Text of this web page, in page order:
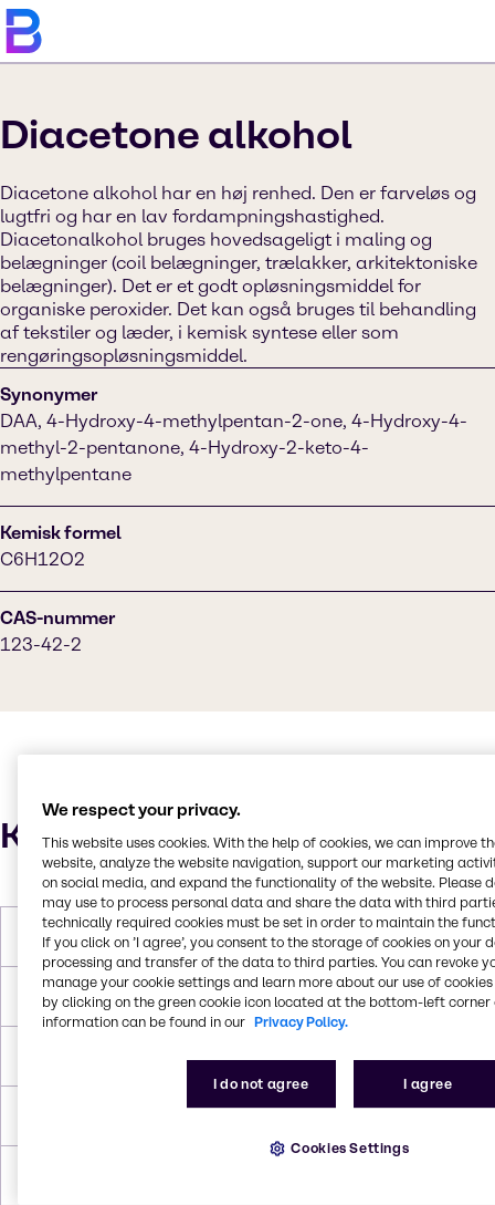
Diacetone alkohol
Diacetone alkohol har en høj renhed. Den er farveløs og
lugtfri og har en lav fordampningshastighed.
Diacetonalkohol bruges hovedsageligt i maling og
belægninger (coil belægninger, trælakker, arkitektoniske
belægninger). Det er et godt opløsningsmiddel for
organiske peroxider. Det kan også bruges til behandling
af tekstiler og læder, i kemisk syntese eller som
rengøringsopløsningsmiddel.
Synonymer
DAA, 4-Hydroxy-4-methylpentan-2-one, 4-Hydroxy-4-
methyl-2-pentanone, 4-Hydroxy-2-keto-4-
methylpentane
Kemisk formel
C6H12O2
CAS-nummer
123-42-2
Karakteristika
Molær vægt 116.160 g/mol
Smeltepunkt -44 °C
We respect your privacy.
This website uses cookies. With the help of cookies, we can improve
website, analyze the website navigation, support our marketing
on social media, and expand the functionality of the website. Please
may use to process personal data and share the data with third
technically required cookies must be set in order to maintain the
If you click on ’I agree’, you consent to the storage of cookies on your
processing and transfer of the data to third parties. You can revoke
manage your cookie settings and learn more about our use of cookies
by clicking on the green cookie icon located at the bottom-left corner
information can be found in our Privacy Policy.
I do not agree I agree
Cookies Settings